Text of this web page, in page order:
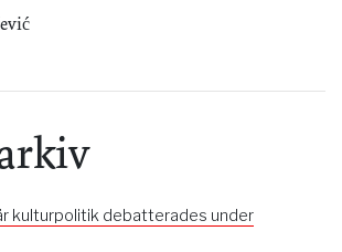
kulturpolitik debatterades under